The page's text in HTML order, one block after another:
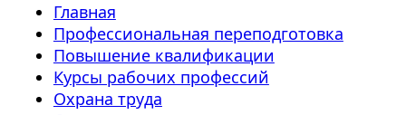
Главная
Профессиональная переподготовка
Повышение квалификации
Курсы рабочих профессий
Охрана труда